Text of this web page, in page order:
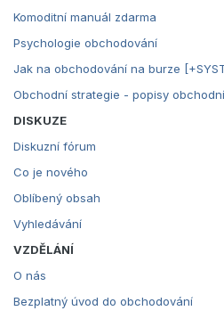
Komoditní manuál zdarma
Psychologie obchodování
Jak na obchodování na burze
Obchodní strategie - popisy
DISKUZE
Diskuzní fórum
Co je nového
Oblíbený obsah
Vyhledávání
VZDĚLÁNÍ
O nás
Bezplatný úvod do obchodování